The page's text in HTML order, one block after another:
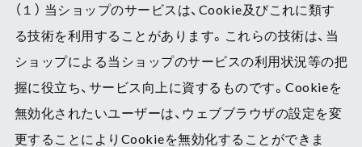
（１） 当ショップのサービスは、Cookie及びこれに類す
る技術を利用することがあります。これらの技術は、当
ショップによる当ショップのサービスの利用状況等の把
握に役立ち、サービス向上に資するものです。Cookieを
無効化されたいユーザーは、ウェブブラウザの設定を変
更することによりCookieを無効化することができま